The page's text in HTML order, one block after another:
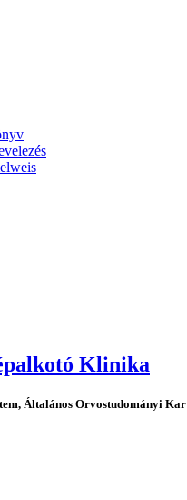
Klinika
Általános Orvostudományi Kar